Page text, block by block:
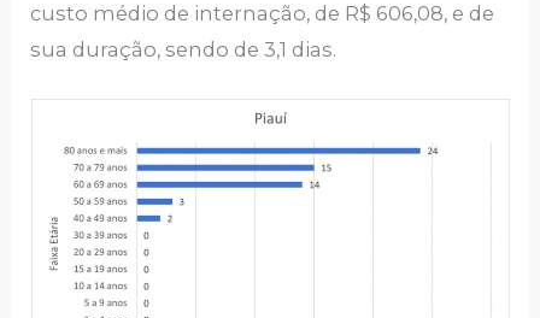
custo médio de internação, de R$ 606,08, e de
sua duração, sendo de 3,1 dias.